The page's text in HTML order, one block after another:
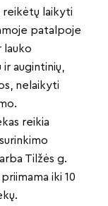
reikėtų laikyti
patalpoje
lauko
augintinių,
nelaikyti
reikia
Tilžės g.
iki 10